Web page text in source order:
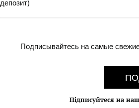
депозит)
Подписывайтесь на самые
Підписуйтеся на